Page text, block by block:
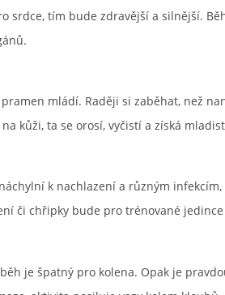
srdce, tím bude zdravější a silnější.
mládí. Raději si zaběhat, než
kůži, ta se orosí, vyčistí a získá
k nachlazení a různým
či chřipky bude pro trénované
je špatný pro kolena. Opak je